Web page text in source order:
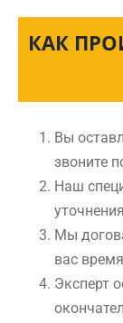
КАК
Вы
звоните
Наш
Мы
вас
Эксперт